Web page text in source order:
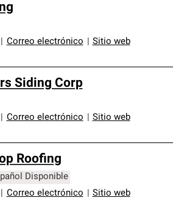
Correo electrónico Sitio web
Siding Corp
Correo electrónico Sitio web
Roofing
Disponible
Correo electrónico Sitio web